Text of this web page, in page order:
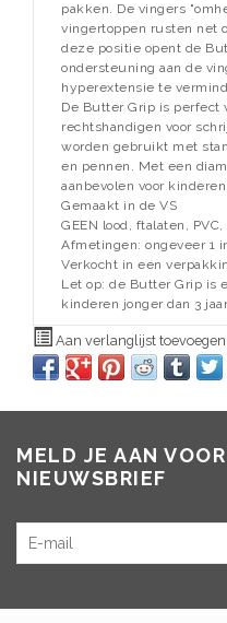
pakken. De vingers
vingertoppen rusten net
deze positie opent de
ondersteuning aan de
hyperextensie te
De Butter Grip is perfect
rechtshandigen voor
worden gebruikt met
en pennen. Met een
aanbevolen voor
Gemaakt in de VS
GEEN lood, ftalaten,
Afmetingen: ongeveer 1
Verkocht in een
Let op: de Butter Grip is
kinderen jonger dan 3
Aan verlanglijst toevoegen
MELD JE AAN
NIEUWSBRIEF